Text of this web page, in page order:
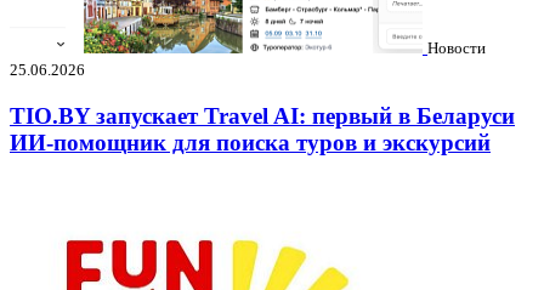
Новости
25.06.2026
TIO.BY запускает Travel AI: первый в Беларуси
ИИ-помощник для поиска туров и экскурсий